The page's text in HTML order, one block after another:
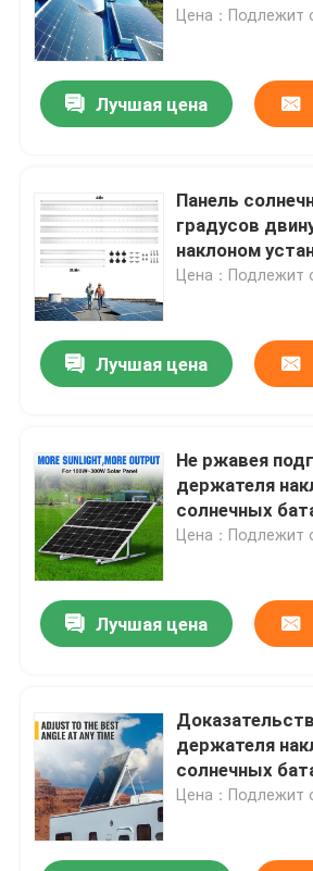
Продукты
Видео
О нас
Проверка качества
Свяжитесь мы
Спросите цитату
Кронштейны панели солнечных
Монтажные зажимы для
алюминиевый
Цена：
Лучшая цена
Панель
градусов
наклоном
стойки панели
Цена：
Лучшая цена
Не ржавея
держателя
солнечных
цементной
Цена：
Лучшая цена
держателя
солнечных
5 лет гарантии
Цена：